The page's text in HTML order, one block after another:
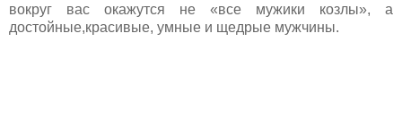
вокруг вас окажутся не «все мужики козлы», а
достойные,красивые, умные и щедрые мужчины.